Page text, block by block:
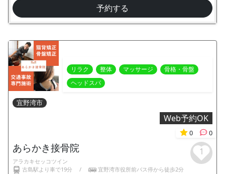
予約する
Web予約OK
リラク 整体 マッサージ
骨格・骨盤
ヘッドスパ
宜野湾市
0 0
あらかき接骨院
アラカキセッコツイン
古島駅より車で19分
/ 宜野湾市役所前バス停から徒歩2分
1